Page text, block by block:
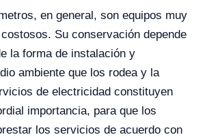
en general, son equipos muy
Su conservación depende
la forma de instalación y
ambiente que los rodea y la
de electricidad constituyen
importancia, para que los
los servicios de acuerdo con